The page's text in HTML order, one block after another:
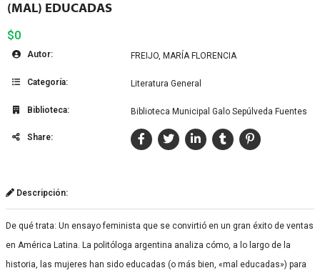
(MAL) EDUCADAS
$0
Autor: FREIJO, MARÍA FLORENCIA
Categoría: Literatura General
Biblioteca: Biblioteca Municipal Galo Sepúlveda Fuentes
Share:
Descripción:
De qué trata: Un ensayo feminista que se convirtió en un gran éxito de ventas
en América Latina. La politóloga argentina analiza cómo, a lo largo de la
historia, las mujeres han sido educadas (o más bien, «mal educadas») para